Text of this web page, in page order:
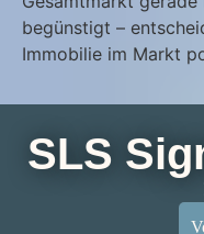
begünstigt –
Immobilie im Markt
SLS